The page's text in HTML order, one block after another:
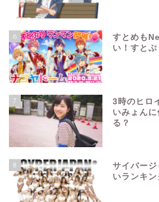
6
すとめも
い！すと
7
3時のヒロ
いみょん
る？
8
サイバー
いランキ